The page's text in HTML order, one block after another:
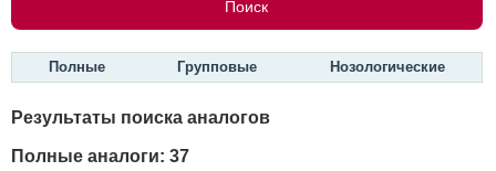
Полные Групповые Нозологические
Результаты поиска аналогов
Полные аналоги: 37